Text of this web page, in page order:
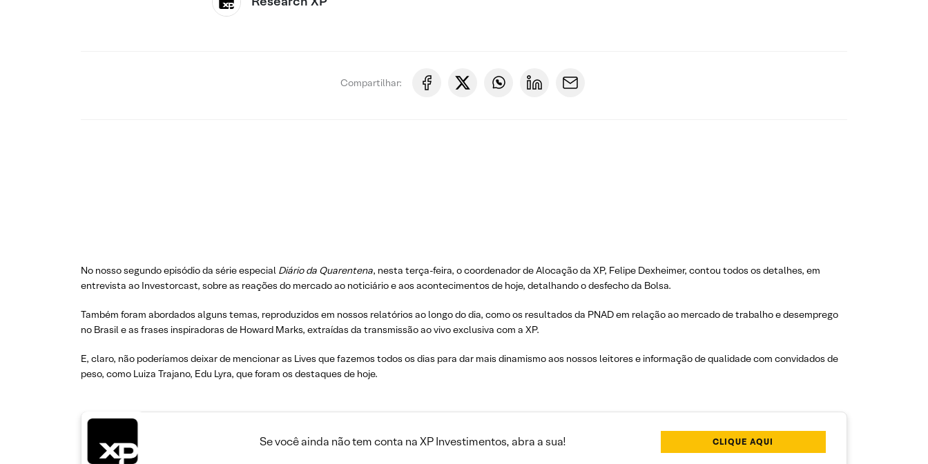
Compartilhar:
No nosso segundo episódio da série especial Diário da Quarentena, nesta terça-feira, o coordenador de Alocação da XP, Felipe Dexheimer, contou todos os detalhes, em
entrevista ao Investorcast, sobre as reações do mercado ao noticiário e aos acontecimentos de hoje, detalhando o desfecho da Bolsa.
Também foram abordados alguns temas, reproduzidos em nossos relatórios ao longo do dia, como os resultados da PNAD em relação ao mercado de trabalho e desemprego
no Brasil e as frases inspiradoras de Howard Marks, extraídas da transmissão ao vivo exclusiva com a XP.
E, claro, não poderíamos deixar de mencionar as Lives que fazemos todos os dias para dar mais dinamismo aos nossos leitores e informação de qualidade com convidados de
peso, como Luiza Trajano, Edu Lyra, que foram os destaques de hoje.
Se você ainda não tem conta na XP Investimentos, abra a sua! CLIQUE AQUI